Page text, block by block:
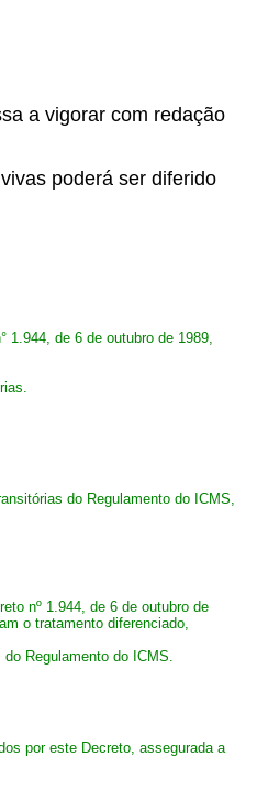
a vigorar com redação
poderá ser diferido
1.944, de 6 de outubro de 1989,
do Regulamento do ICMS,
nº 1.944, de 6 de outubro de
o tratamento diferenciado,
Regulamento do ICMS.
por este Decreto, assegurada a